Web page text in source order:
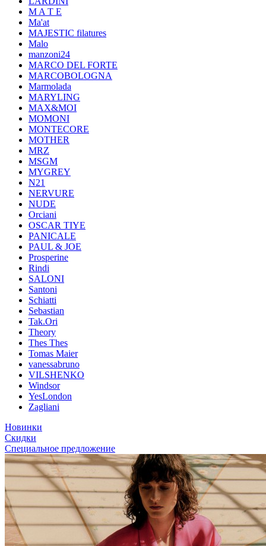
M A T E
Ma'at
MAJESTIC filatures
Malo
manzoni24
MARCO DEL FORTE
MARCOBOLOGNA
Marmolada
MARYLING
MAX&MOI
MOMONI
MONTECORE
MOTHER
MRZ
MSGM
MYGREY
N21
NERVURE
NUDE
Orciani
OSCAR TIYE
PANICALE
PAUL & JOE
Prosperine
Rindi
SALONI
Santoni
Schiatti
Sebastian
Tak.Ori
Theory
Thes Thes
Tomas Maier
vanessabruno
VILSHENKO
Windsor
YesLondon
Zagliani
Новинки
Скидки
Специальное предложение